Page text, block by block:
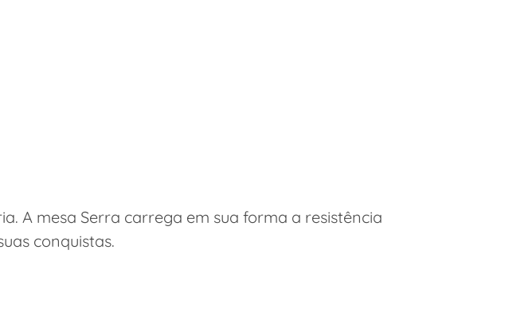
A mesa Serra carrega em sua forma a resistência
conquistas.